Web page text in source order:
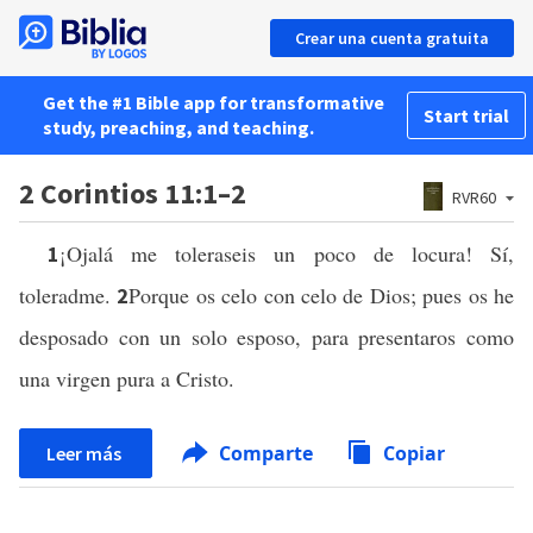
Crear una cuenta gratuita
Get the #1 Bible app for transformative
study, preaching, and teaching.
Start trial
2 Corintios 11:1–2 RVR60
1¡Ojalá me toleraseis un poco de locura! Sí,
toleradme. 2Porque os celo con celo de Dios; pues os he
desposado con un solo esposo, para presentaros como
una virgen pura a Cristo.
Leer más Comparte Copiar